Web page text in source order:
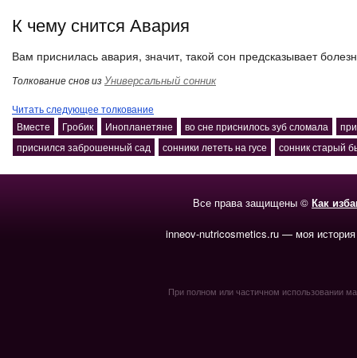
К чему снится Авария
Вам приснилась авария, значит, такой сон предсказывает
Толкование снов изУниверсальный сонник
Читать следующее толкование
Вместе
Гробик Инопланетяне во сне приснилось зуб сломала
приснился заброшенный сад
сонники лететь на гусе сонник старый
Все права защищены © Как
inneov-nutricosmetics.ru — моя
При полном или частичном использовании